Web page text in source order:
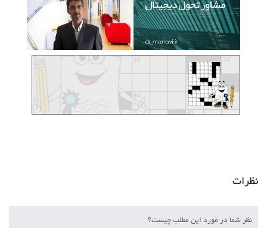
نظرات
نظر شما در مورد این مطلب چیست؟